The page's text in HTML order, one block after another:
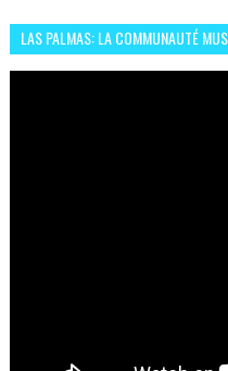
LAS PALMAS: LA COMMUNAUTÉ